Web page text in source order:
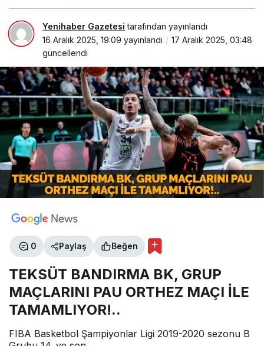
Yenihaber Gazetesi tarafından yayınlandı
16 Aralık 2025, 19:09 yayınlandı
17 Aralık 2025, 03:48
güncellendi
0 Paylaş Beğen
TEKSÜT BANDIRMA BK, GRUP
MAÇLARINI PAU ORTHEZ MAÇI İLE
TAMAMLIYOR!..
FIBA Basketbol Şampiyonlar Ligi 2019-2020 sezonu B